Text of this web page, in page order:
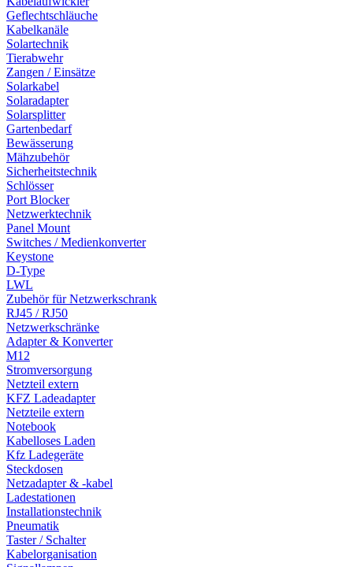
Geflechtschläuche
Kabelkanäle
Solartechnik
Tierabwehr
Zangen / Einsätze
Solarkabel
Solaradapter
Solarsplitter
Gartenbedarf
Bewässerung
Mähzubehör
Sicherheitstechnik
Schlösser
Port Blocker
Netzwerktechnik
Panel Mount
Switches / Medienkonverter
Keystone
D-Type
LWL
Zubehör für Netzwerkschrank
RJ45 / RJ50
Netzwerkschränke
Adapter & Konverter
M12
Stromversorgung
Netzteil extern
KFZ Ladeadapter
Netzteile extern
Notebook
Kabelloses Laden
Kfz Ladegeräte
Steckdosen
Netzadapter & -kabel
Ladestationen
Installationstechnik
Pneumatik
Taster / Schalter
Kabelorganisation